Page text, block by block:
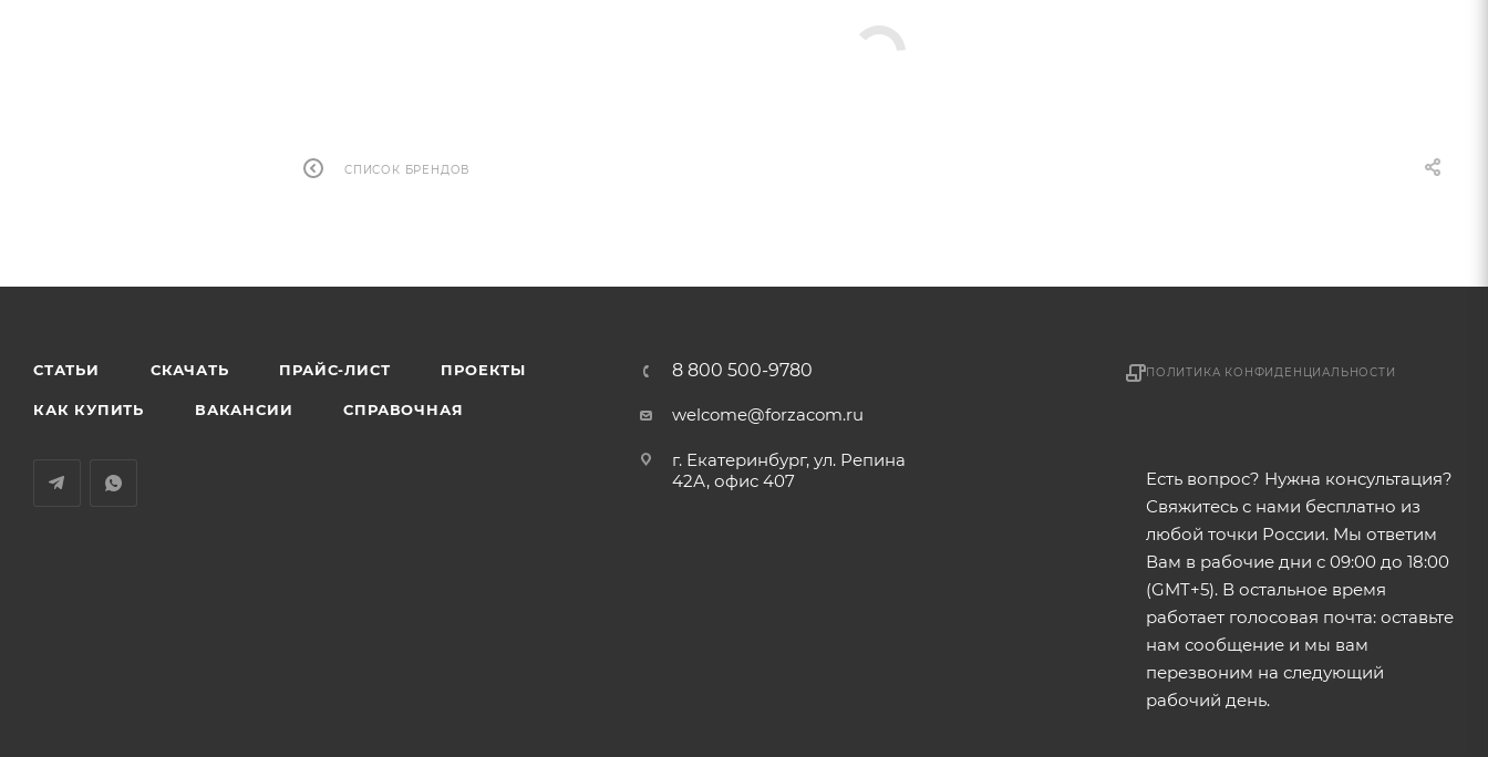
СПИСОК БРЕНДОВ
СТАТЬИ СКАЧАТЬ ПРАЙС-ЛИСТ ПРОЕКТЫ
КАК КУПИТЬ ВАКАНСИИ СПРАВОЧНАЯ
8 800 500-9780
welcome@forzacom.ru
г. Екатеринбург, ул. Репина
42А, офис 407
ПОЛИТИКА КОНФИДЕНЦИАЛЬНОСТИ
Есть вопрос? Нужна консультация?
Свяжитесь с нами бесплатно из
любой точки России. Мы ответим
Вам в рабочие дни с 09:00 до 18:00
(GMT+5). В остальное время
работает голосовая почта: оставьте
нам сообщение и мы вам
перезвоним на следующий
рабочий день.